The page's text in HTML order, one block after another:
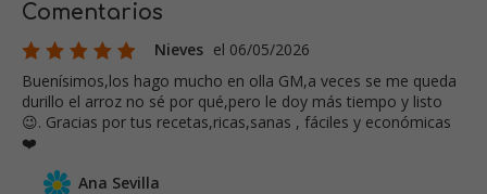
Comentarios
Nieves el 06/05/2026
Buenísimos,los hago mucho en olla GM,a veces se me queda
durillo el arroz no sé por qué,pero le doy más tiempo y listo
😉. Gracias por tus recetas,ricas,sanas , fáciles y económicas
❤️
Ana Sevilla